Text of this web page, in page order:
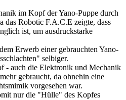
im Kopf der Yano-Puppe durch
das Robotic F.A.C.E zeigte, dass
ist, um ausdruckstarke
Erwerb einer gebrauchten Yano-
selbiger.
- auch die Elektronik und Mechanik
gebraucht, da ohnehin eine
vorgesehen war.
nur die "Hülle" des Kopfes